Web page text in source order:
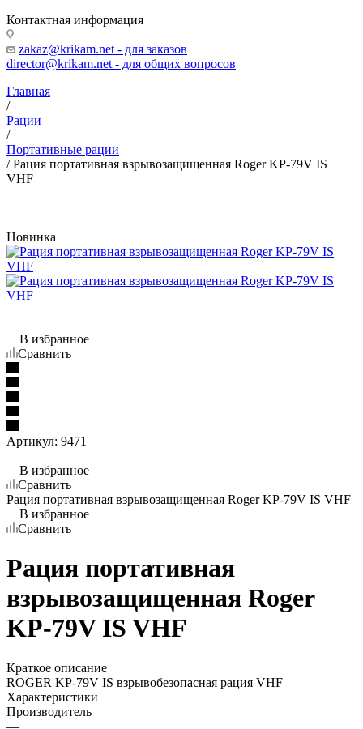
Контактная информация
zakaz@krikam.net - для заказов
director@krikam.net - для общих вопросов
Главная
/
Рации
/
Портативные рации
/Рация портативная взрывозащищенная Roger KP-79V IS
VHF
Новинка
В избранное
Сравнить
Артикул: 9471
В избранное
Сравнить
Рация портативная взрывозащищенная Roger KP-79V IS VHF
В избранное
Сравнить
Рация портативная
взрывозащищенная Roger
KP-79V IS VHF
Краткое описание
ROGER KP-79V IS взрывобезопасная рация VHF
Характеристики
Производитель
—